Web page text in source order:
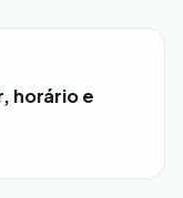
horário e